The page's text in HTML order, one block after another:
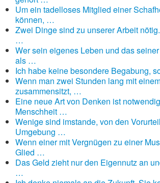
Um ein tadelloses Mitglied einer
können, …
Zwei Dinge sind zu unserer Arbeit
…
Wer sein eigenes Leben und das
als …
Ich habe keine besondere Begabung,
Wenn man zwei Stunden lang mit
zusammensitzt, …
Eine neue Art von Denken ist
Menschheit …
Wenige sind imstande, von den
Umgebung …
Wenn einer mit Vergnügen zu einer
Glied …
Das Geld zieht nur den Eigennutz an
…